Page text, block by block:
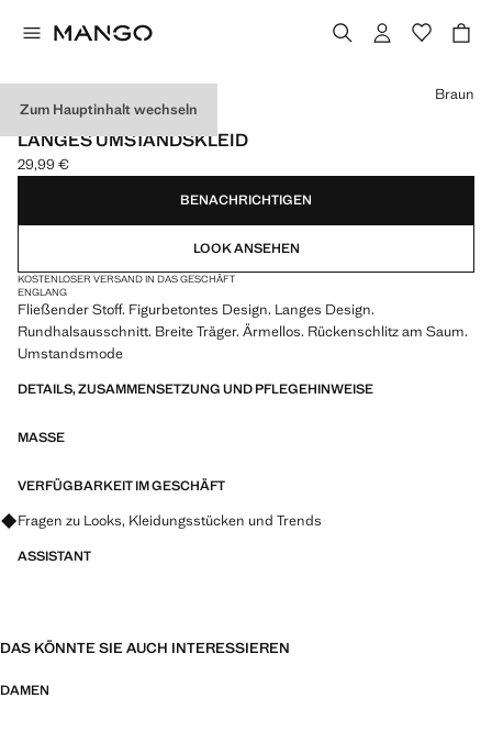
Zum Hauptinhalt wechseln
UMSTANDSMODE
LANGES UMSTANDSKLEID
Aktueller Preis [29,99 € ]
29,99 €
Wählen Sie eine Farbe
Braun
BENACHRICHTIGEN
LOOK ANSEHEN
KOSTENLOSER VERSAND IN DAS GESCHÄFT
ENGLANG
Fließender Stoff. Figurbetontes Design. Langes Design.
Rundhalsausschnitt. Breite Träger. Ärmellos. Rückenschlitz am Saum.
Umstandsmode
DETAILS, ZUSAMMENSETZUNG UND PFLEGEHINWEISE
MASSE
VERFÜGBARKEIT IM GESCHÄFT
Fragen zu Looks, Kleidungsstücken und Trends
ASSISTANT
DAS KÖNNTE SIE AUCH INTERESSIEREN
DAMEN